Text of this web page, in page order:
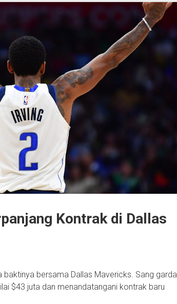
Kontrak di Dallas
bersama Dallas Mavericks. Sang garda
$43 juta dan menandatangani kontrak baru